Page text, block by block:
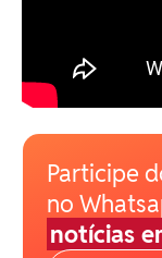
Participe
no
notícias